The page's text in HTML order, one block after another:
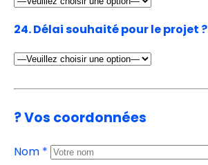
24. Délai souhaité pour le projet ?
? Vos coordonnées
Nom *